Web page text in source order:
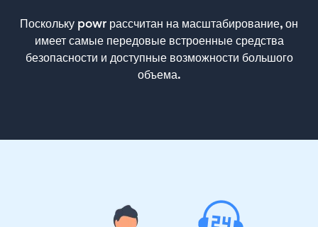
Поскольку powr рассчитан на масштабирование, он
имеет самые передовые встроенные средства
безопасности и доступные возможности большого
объема.